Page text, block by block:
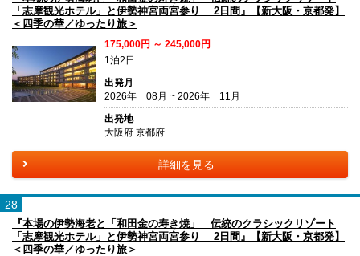
「志摩観光ホテル」と伊勢神宮両宮参り 2日間』【新大阪・京都発】
＜四季の華／ゆったり旅＞
175,000円 ～ 245,000円
1泊2日
出発月
2026年 08月 ~ 2026年 11月
出発地
大阪府 京都府
詳細を見る
28
『本場の伊勢海老と「和田金の寿き焼」 伝統のクラシックリゾート
「志摩観光ホテル」と伊勢神宮両宮参り 2日間』【新大阪・京都発】
＜四季の華／ゆったり旅＞